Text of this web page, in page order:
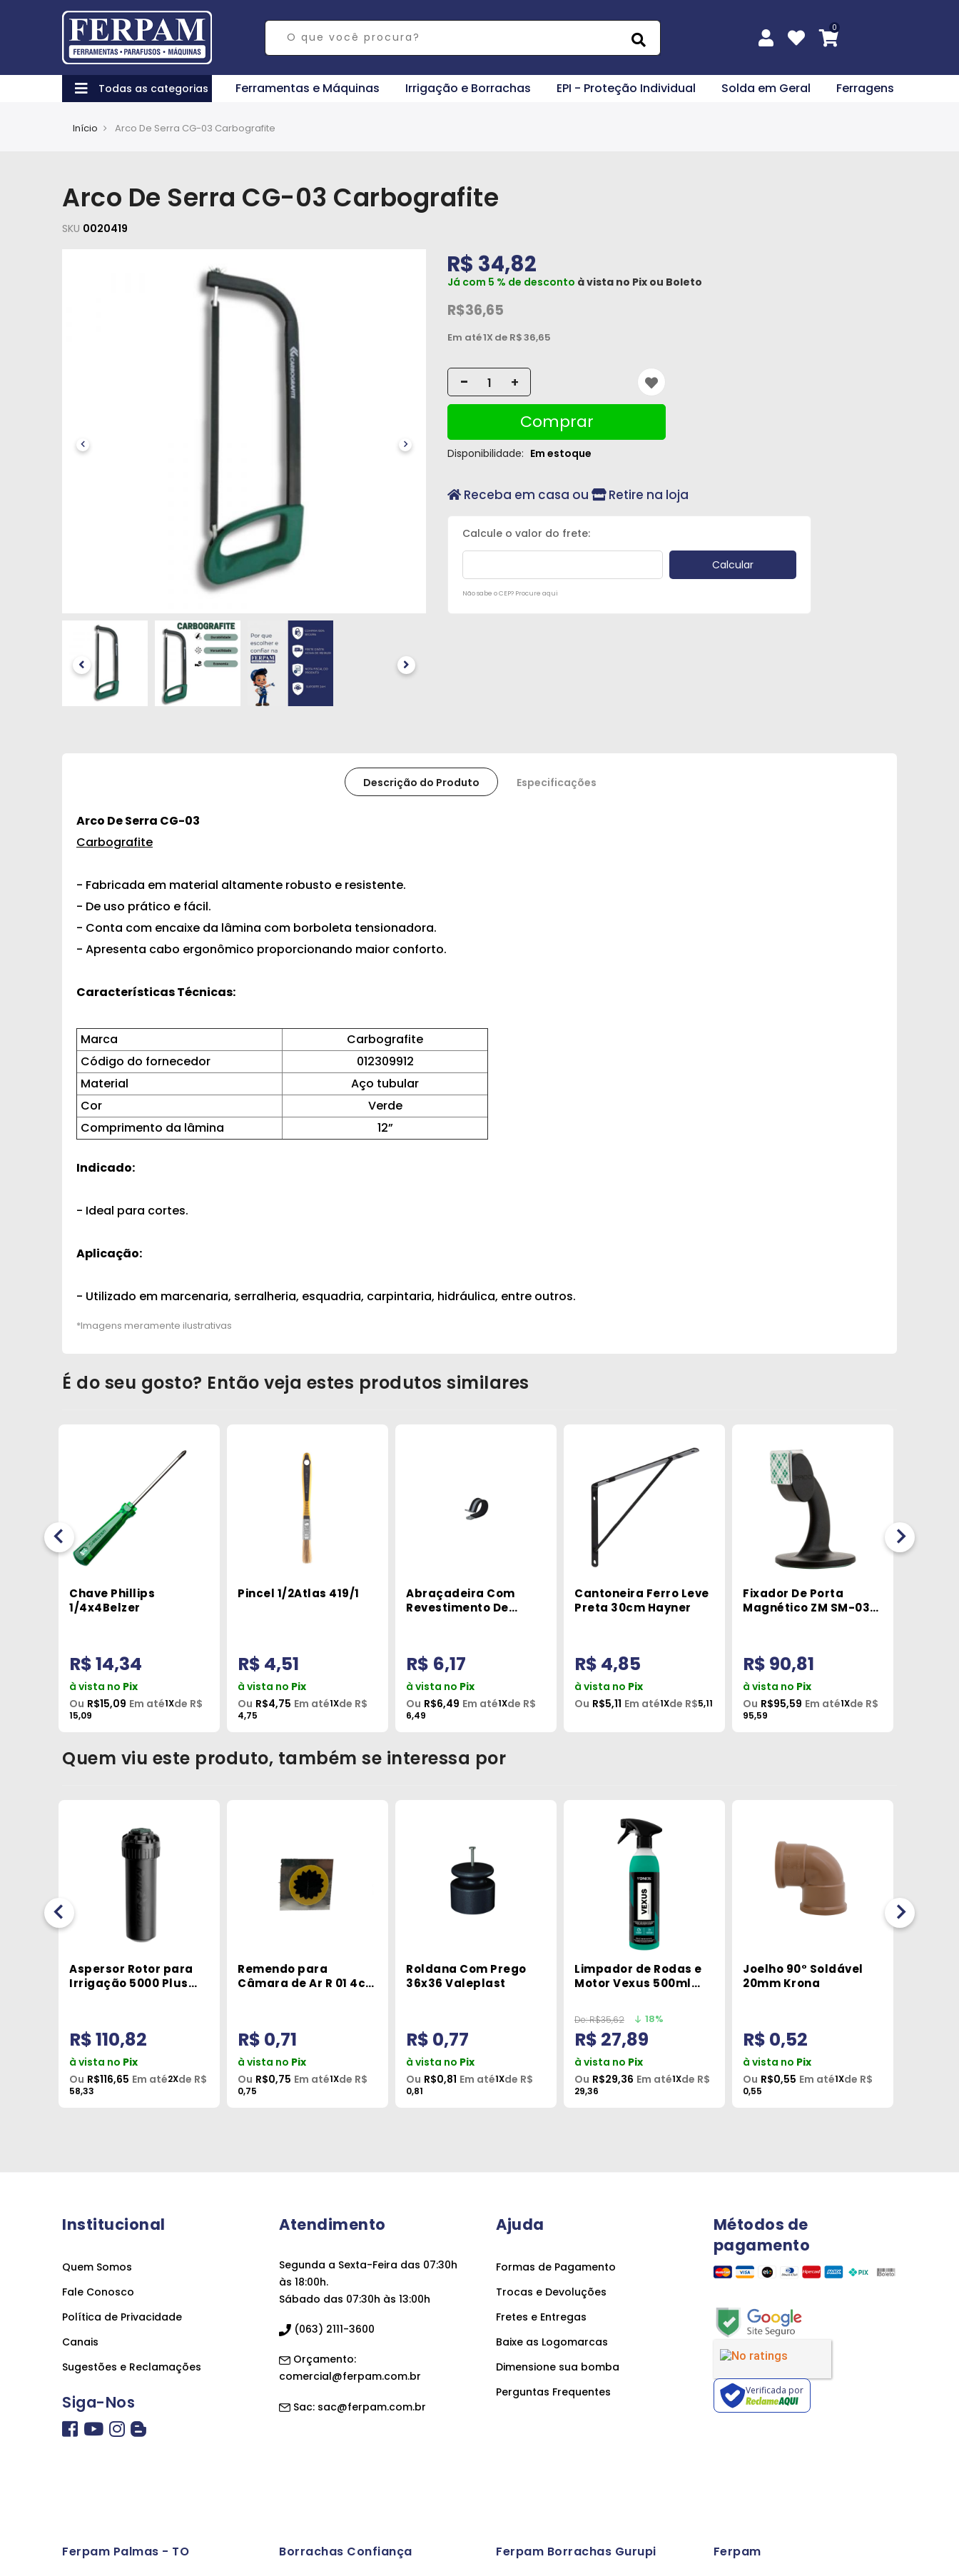
Todas as categorias Ferramentas e Máquinas Irrigação e Borrachas EPI - Proteção Individual Solda em Geral Ferragens
Início Arco De Serra CG-03 Carbografite
Arco De Serra CG-03 Carbografite
SKU 0020419
R$ 34,82
Já com 5 % de desconto à vista no Pix ou Boleto
R$36,65
Em até1X de R$36,65
- +
Comprar
Disponibilidade: Em estoque
Receba em casa ou Retire na loja
Não sabe o CEP? Procure aqui
Descrição do Produto Especificações
Arco De Serra CG-03
Carbografite
- Fabricada em material altamente robusto e resistente.
- De uso prático e fácil.
- Conta com encaixe da lâmina com borboleta tensionadora.
- Apresenta cabo ergonômico proporcionando maior conforto.
Características Técnicas:
Marca
Carbografite
Código do fornecedor
012309912
Material
Aço tubular
Cor
Verde
Comprimento da lâmina
12”
Indicado:
- Ideal para cortes.
Aplicação:
- Utilizado em marcenaria, serralheria, esquadria, carpintaria, hidráulica, entre outros.
É do seu gosto? Então veja estes produtos similares
Chave Phillips
1/4x4Belzer
R$ 14,34
à vista no Pix
Ou R$15,09 Em até1Xde R$
15,09
Pincel 1/2Atlas 419/1
R$ 4,51
à vista no Pix
Ou R$4,75 Em até1Xde R$
4,75
Abraçadeira Com
Revestimento De
R$ 6,17
à vista no Pix
Ou R$6,49 Em até1Xde R$
6,49
Cantoneira Ferro Leve
Preta 30cm Hayner
R$ 4,85
à vista no Pix
Ou R$5,11 Em até1Xde R$5,11
Fixador De Porta
Magnético ZM SM-035
R$ 90,81
à vista no Pix
Ou R$95,59 Em até1Xde R$
95,59
Quem viu este produto, também se interessa por
Aspersor Rotor para
Irrigação 5000 Plus
R$ 110,82
à vista no Pix
Ou R$116,65 Em até2Xde R$
58,33
Remendo para
Câmara de Ar R 01 4cm
R$ 0,71
à vista no Pix
Ou R$0,75 Em até1Xde R$
0,75
Roldana Com Prego
36x36 Valeplast
R$ 0,77
à vista no Pix
Ou R$0,81 Em até1Xde R$
0,81
Limpador de Rodas e
Motor Vexus 500ml
De:R$35,62 18%
R$ 27,89
à vista no Pix
Ou R$29,36 Em até1Xde R$
29,36
Joelho 90° Soldável
20mm Krona
R$ 0,52
à vista no Pix
Ou R$0,55 Em até1Xde R$
0,55
Institucional
Quem Somos
Fale Conosco
Política de Privacidade
Canais
Sugestões e Reclamações
Siga-Nos
Atendimento
Segunda a Sexta-Feira das 07:30h
às 18:00h.
Sábado das 07:30h às 13:00h
(063) 2111-3600
Orçamento:
comercial@ferpam.com.br
Sac: sac@ferpam.com.br
Ajuda
Formas de Pagamento
Trocas e Devoluções
Fretes e Entregas
Baixe as Logomarcas
Dimensione sua bomba
Perguntas Frequentes
Métodos de
pagamento
Verificada por
Ferpam Palmas - TO Borrachas Confiança Ferpam Borrachas Gurupi Ferpam